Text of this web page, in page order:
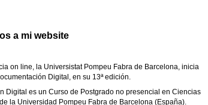
a mi website
on line, la Universistat Pompeu Fabra de Barcelona, inicia
Digital, en su 13ª edición.
Digital es un Curso de Postgrado no presencial en Ciencias
la Universidad Pompeu Fabra de Barcelona (España).